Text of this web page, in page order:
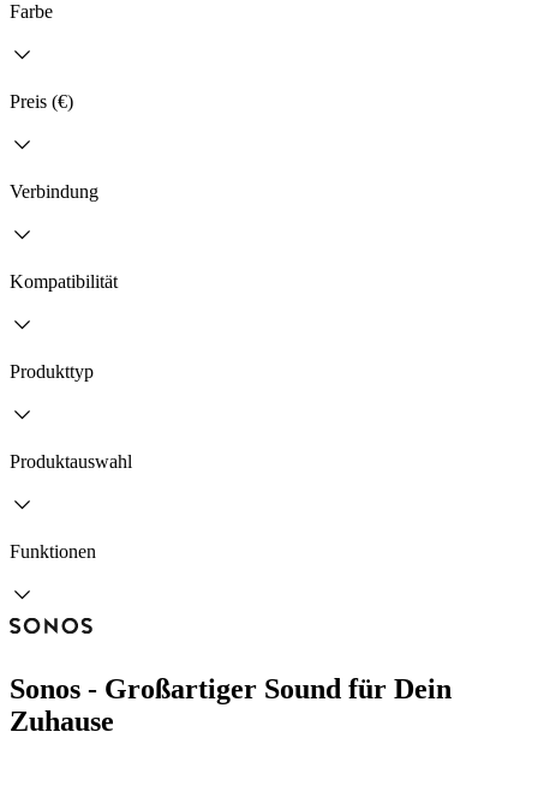
Farbe
Preis (€)
Verbindung
Kompatibilität
Produkttyp
Produktauswahl
Funktionen
Sonos - Großartiger Sound für Dein
Zuhause